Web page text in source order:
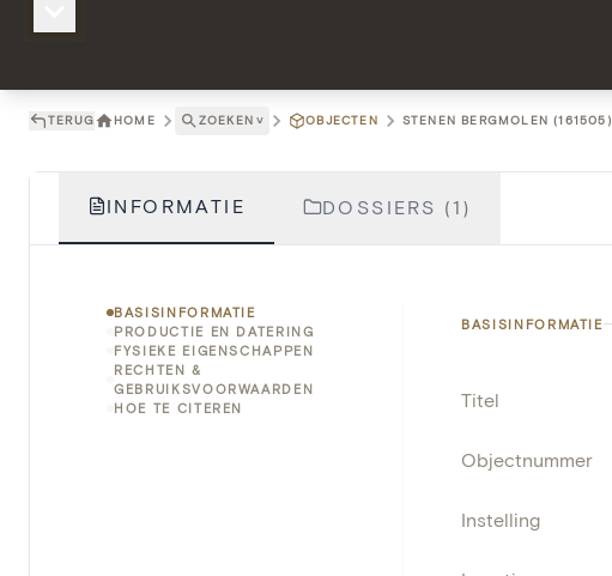
TERUG HOME ZOEKEN ˅ OBJECTEN STENEN BERGMOLEN (161505)
INFORMATIE DOSSIERS (1)
BASISINFORMATIE
PRODUCTIE EN DATERING
FYSIEKE EIGENSCHAPPEN
RECHTEN &
GEBRUIKSVOORWAARDEN
HOE TE CITEREN
BASISINFORMATIE
Titel
Objectnummer
Instelling